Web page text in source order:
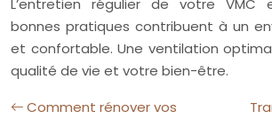
L’entretien régulier de votre VMC
bonnes pratiques contribuent à un
et confortable. Une ventilation
qualité de vie et votre bien-être.
Comment rénover vos